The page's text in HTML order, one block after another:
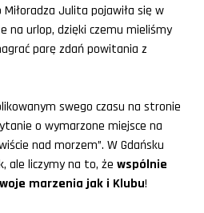
Miłoradza Julita pojawiła się w
na urlop, dzięki czemu mieliśmy
parę zdań powitania z
swego czasu na stronie
o wymarzone miejsce na
nad morzem”. W Gdańsku
ale liczymy na to, żewspólnie
marzenia jak i Klubu!